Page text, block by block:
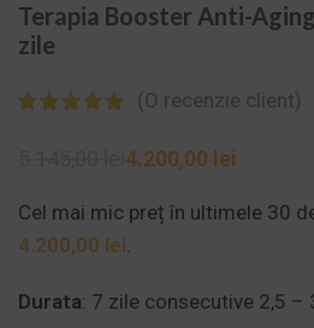
Terapia Booster Anti-
zile
(O recenzie client)
4.200,00 lei
Cel mai mic preț în ultimele 30
4.200,00 lei.
Durata: 7 zile consecutive 2,5 –